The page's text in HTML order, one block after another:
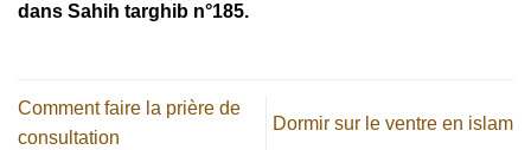
dans Sahih targhib n°185.
Comment faire la prière de
consultation
Dormir sur le ventre en islam